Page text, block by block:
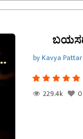
by Kavya Pattar
229.4k
0